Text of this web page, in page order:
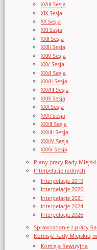
XVIII Sesja
XIX Sesja
XX Sesja
XXI Sesja
XXII Sesja
XXIII Sesja
XXIV Sesja
XXV Sesja
XXVI Sesja
XXVII Sesja
XXVIII Sesja
XXIX Sesja
XXX Sesja
XXXI Sesja
XXXII Sesja
XXXIII Sesja
XXXIV Sesja
XXXV Sesja
Plany pracy Rady
Interpelacje radnych
Interpelacje 2019
Interpelacje 2020
Interpelacje 2021
Interpelacje 2024
Interpelacje 2026
Sprawozdanie z pracy
Komisje Rady Miejskiej
Komisja Rewizyjna